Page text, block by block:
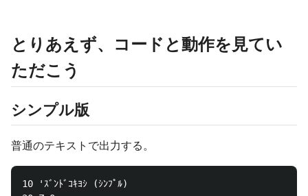
とりあえず、コードと動作を見てい
ただこう
シンプル版
普通のテキストで出力する。
10 'ｽﾞﾝﾄﾞｺｷﾖｼ (ｼﾝﾌﾟﾙ)